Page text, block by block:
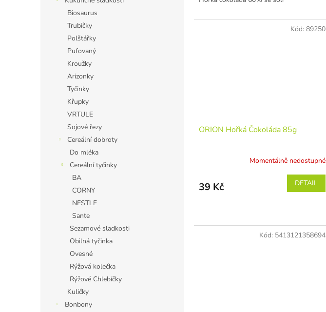
Biosaurus
Trubičky
Polštářky
Pufovaný
Kroužky
Arizonky
Tyčinky
Křupky
VRTULE
Sojové řezy
Cereální dobroty
Do mléka
Cereální tyčinky
BA
CORNY
NESTLE
Sante
Sezamové sladkosti
Obilná tyčinka
Ovesné
Rýžová kolečka
Rýžové Chlebíčky
Kuličky
Bonbony
ORION Hořká Čokoláda 85g
Momentálně nedostupné
39 Kč DETAIL
Kód: 89250
Kód: 5413121358694